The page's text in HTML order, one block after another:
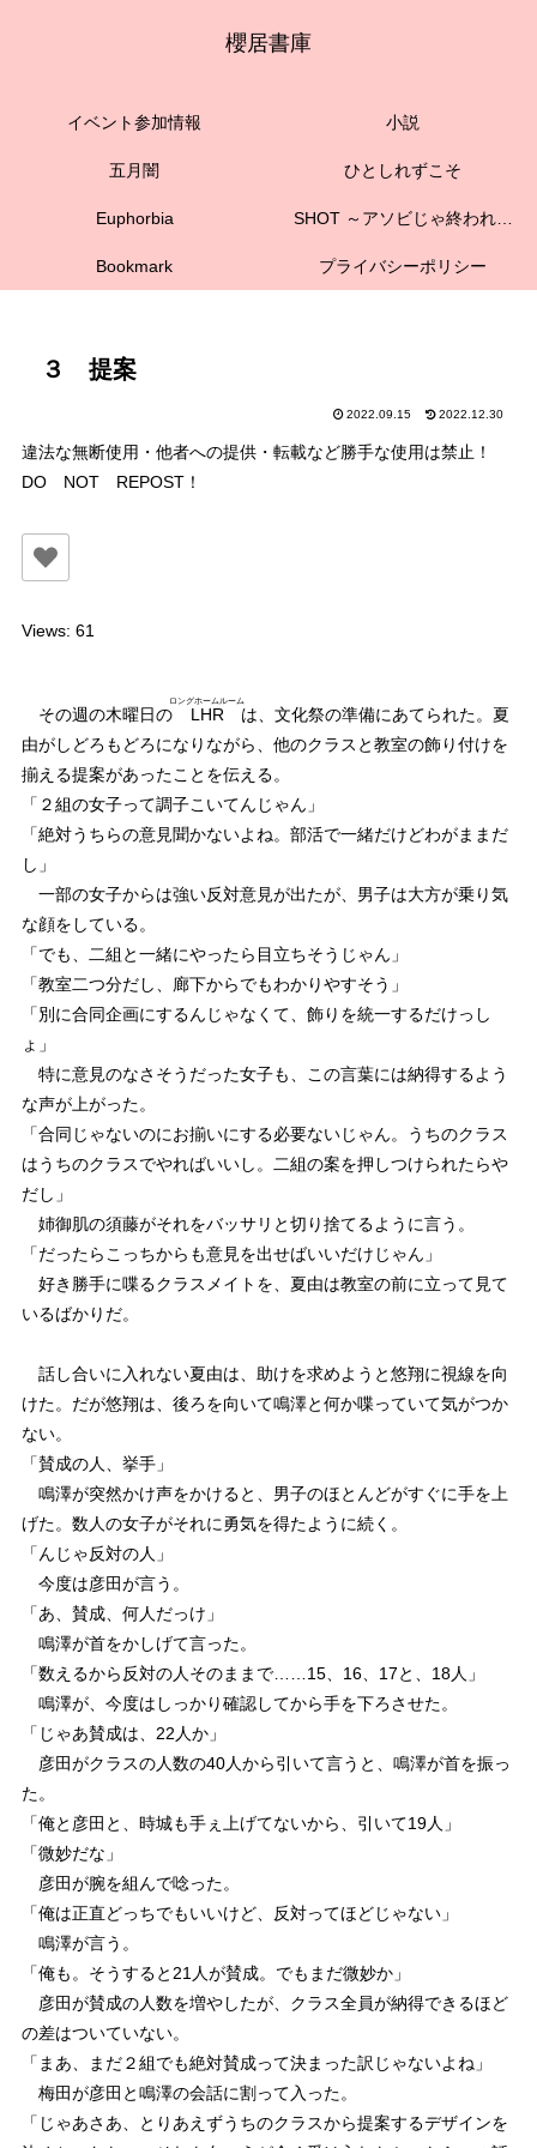
櫻居書庫
イベント参加情報 小説
五月闇 ひとしれずこそ
Euphorbia SHOT ～アソビじゃ終われない
Bookmark プライバシーポリシー
３ 提案
2022.09.15 2022.12.30
違法な無断使用・他者への提供・転載など勝手な使用は禁止！
DO NOT REPOST！
Views: 61
その週の木曜日の LHR
ロングホームルーム
は、文化祭の準備にあてられた。夏
由がしどろもどろになりながら、他のクラスと教室の飾り付けを
揃える提案があったことを伝える。
「２組の女子って調子こいてんじゃん」
「絶対うちらの意見聞かないよね。部活で一緒だけどわがままだ
し」
一部の女子からは強い反対意見が出たが、男子は大方が乗り気
な顔をしている。
「でも、二組と一緒にやったら目立ちそうじゃん」
「教室二つ分だし、廊下からでもわかりやすそう」
「別に合同企画にするんじゃなくて、飾りを統一するだけっし
ょ」
特に意見のなさそうだった女子も、この言葉には納得するよう
な声が上がった。
「合同じゃないのにお揃いにする必要ないじゃん。うちのクラス
はうちのクラスでやればいいし。二組の案を押しつけられたらや
だし」
姉御肌の須藤がそれをバッサリと切り捨てるように言う。
「だったらこっちからも意見を出せばいいだけじゃん」
好き勝手に喋るクラスメイトを、夏由は教室の前に立って見て
いるばかりだ。
話し合いに入れない夏由は、助けを求めようと悠翔に視線を向
けた。だが悠翔は、後ろを向いて鳴澤と何か喋っていて気がつか
ない。
「賛成の人、挙手」
鳴澤が突然かけ声をかけると、男子のほとんどがすぐに手を上
げた。数人の女子がそれに勇気を得たように続く。
「んじゃ反対の人」
今度は彦田が言う。
「あ、賛成、何人だっけ」
鳴澤が首をかしげて言った。
「数えるから反対の人そのままで……15、16、17と、18人」
鳴澤が、今度はしっかり確認してから手を下ろさせた。
「じゃあ賛成は、22人か」
彦田がクラスの人数の40人から引いて言うと、鳴澤が首を振っ
た。
「俺と彦田と、時城も手ぇ上げてないから、引いて19人」
「微妙だな」
彦田が腕を組んで唸った。
「俺は正直どっちでもいいけど、反対ってほどじゃない」
鳴澤が言う。
「俺も。そうすると21人が賛成。でもまだ微妙か」
彦田が賛成の人数を増やしたが、クラス全員が納得できるほど
の差はついていない。
「まあ、まだ２組でも絶対賛成って決まった訳じゃないよね」
梅田が彦田と鳴澤の会話に割って入った。
「じゃあさあ、とりあえずうちのクラスから提案するデザインを